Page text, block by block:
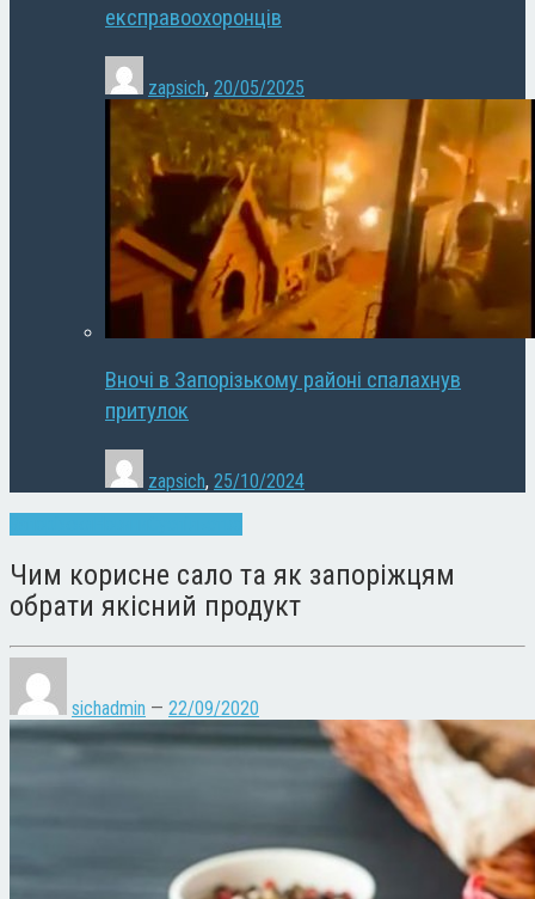
експравоохоронців
zapsich, 20/05/2025
Вночі в Запорізькому районі спалахнув
притулок
zapsich, 25/10/2024
Чим корисне сало та як запоріжцям
обрати якісний продукт
sichadmin — 22/09/2020